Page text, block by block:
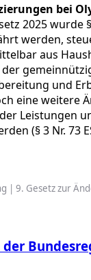
bei
2025 wurde
werden,
aus
und
eine weitere
Leistungen
(§ 3 Nr. 73
| 9. Gesetz zur